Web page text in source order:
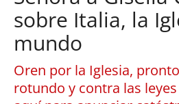
sobre Italia, la
mundo
Oren por la Iglesia,
rotundo y contra las